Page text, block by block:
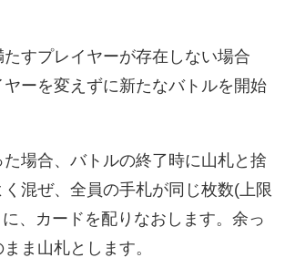
すプレイヤーが存在しない場合
ーを変えずに新たなバトルを開始
場合、バトルの終了時に山札と捨
混ぜ、全員の手札が同じ枚数(上限
、カードを配りなおします。余っ
ま山札とします。